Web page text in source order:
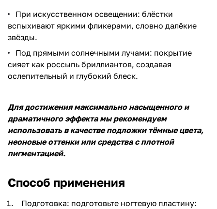
При искусственном освещении: блёстки
вспыхивают яркими фликерами, словно далёкие
звёзды.
Под прямыми солнечными лучами: покрытие
сияет как россыпь бриллиантов, создавая
ослепительный и глубокий блеск.
Для достижения максимально насыщенного и
драматичного эффекта мы рекомендуем
использовать в качестве подложки тёмные цвета,
неоновые оттенки или средства с плотной
пигментацией.
Способ применения
Подготовка: подготовьте ногтевую пластину: